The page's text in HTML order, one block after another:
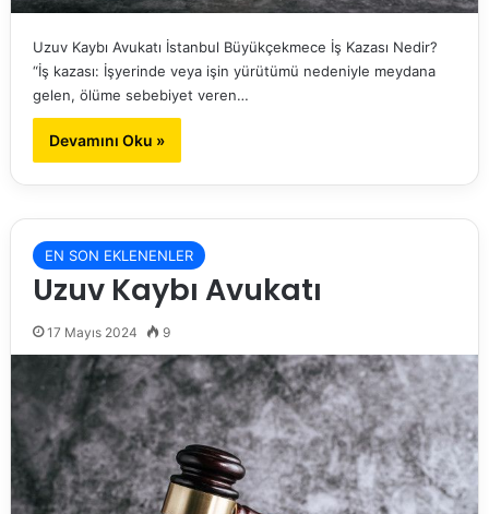
Uzuv Kaybı Avukatı İstanbul Büyükçekmece İş Kazası Nedir?
“İş kazası: İşyerinde veya işin yürütümü nedeniyle meydana
gelen, ölüme sebebiyet veren…
Devamını Oku »
EN SON EKLENENLER
Uzuv Kaybı Avukatı
17 Mayıs 2024 9